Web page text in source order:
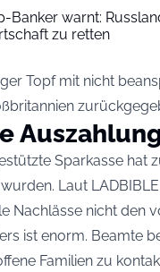
Banker warnt:
zu retten
Topf mit nicht
Sparkasse hat
Laut
Nachlässe nicht den
ist enorm. Beamte
Familien zu